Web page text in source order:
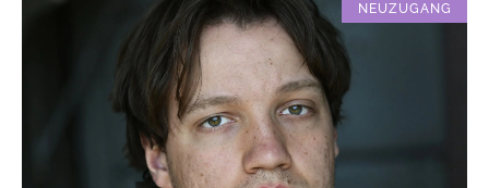
NEUZUGANG